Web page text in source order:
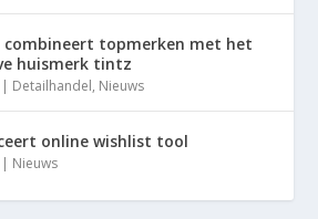
combineert topmerken met het
huismerk tintz
| Detailhandel, Nieuws
online wishlist tool
| Nieuws